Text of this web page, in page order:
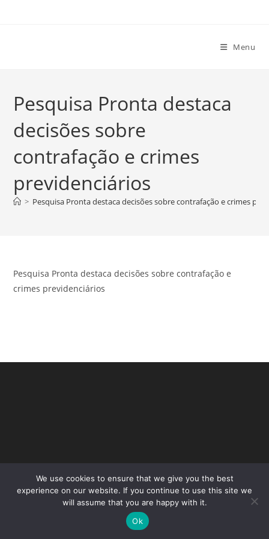
Menu
Pesquisa Pronta destaca
decisões sobre
contrafação e crimes
previdenciários
> Pesquisa Pronta destaca decisões sobre contrafação e crimes
Pesquisa Pronta destaca decisões sobre contrafação e
crimes previdenciários
Copyright - WordPress Theme by OceanWP
We use cookies to ensure that we give you the best
experience on our website. If you continue to use this site we
will assume that you are happy with it.
Ok